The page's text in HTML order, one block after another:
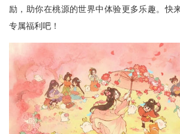
励，助你在桃源的世界中体验更多乐趣。快
专属福利吧！